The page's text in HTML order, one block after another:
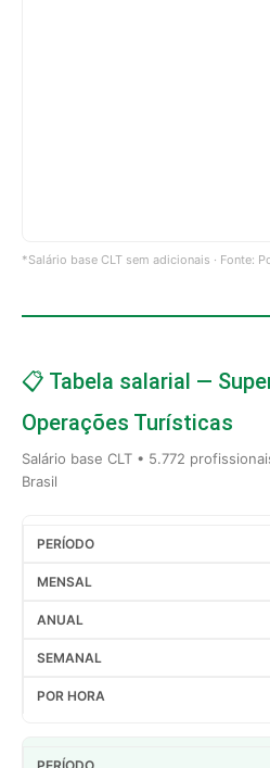
*Salário base CLT sem adicionais · Fonte:
📋 Tabela salarial —
Operações Turísticas
Salário base CLT • 5.772
Brasil